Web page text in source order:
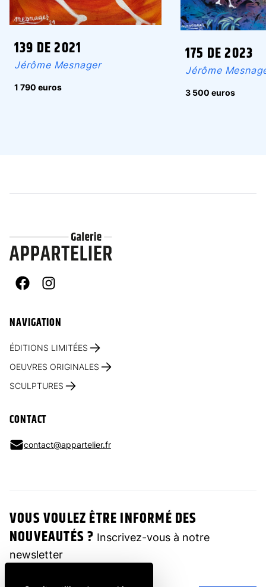
139 DE 2021
Jérôme Mesnager
1 790 euros
175 DE 2023
Jérôme
3 500 euros
FacebookInstagram
NAVIGATION
ÉDITIONS LIMITÉES
OEUVRES ORIGINALES
SCULPTURES
CONTACT
contact@appartelier.fr
VOUS VOULEZ ÊTRE INFORMÉ DES
NOUVEAUTÉS ? Inscrivez-vous à notre
newsletter